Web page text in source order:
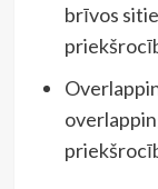
brīvos